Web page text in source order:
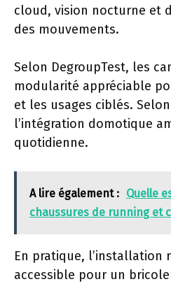
cloud, vision nocturne et
des mouvements.
Selon DegroupTest, les
modularité appréciable
et les usages ciblés.
l’intégration domotique
quotidienne.
A lire également : Quelle
chaussures de running et
En pratique, l’installation
accessible pour un